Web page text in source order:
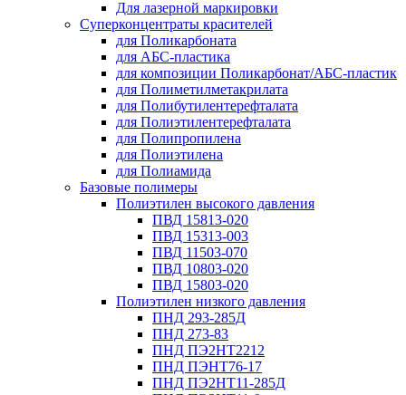
Для лазерной маркировки
Суперконцентраты красителей
для Поликарбоната
для АБС-пластика
для композиции Поликарбонат/АБС-пластик
для Полиметилметакрилата
для Полибутилентерефталата
для Полиэтилентерефталата
для Полипропилена
для Полиэтилена
для Полиамида
Базовые полимеры
Полиэтилен высокого давления
ПВД 15813-020
ПВД 15313-003
ПВД 11503-070
ПВД 10803-020
ПВД 15803-020
Полиэтилен низкого давления
ПНД 293-285Д
ПНД 273-83
ПНД ПЭ2НТ2212
ПНД ПЭНТ76-17
ПНД ПЭ2НТ11-285Д